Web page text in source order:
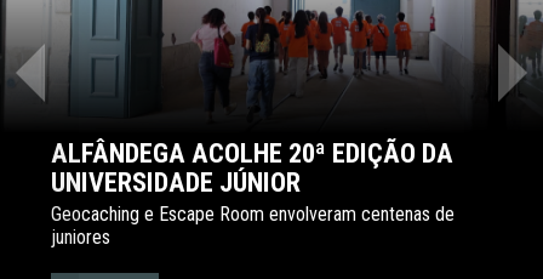
ALFÂNDEGA ACOLHE 20ª EDIÇÃO DA
UNIVERSIDADE JÚNIOR
Geocaching e Escape Room envolveram centenas de
juniores